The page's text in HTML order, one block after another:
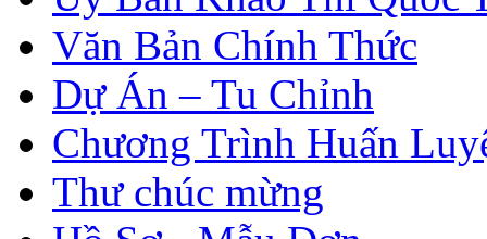
Văn Bản Chính Thức
Dự Án – Tu Chỉnh
Chương Trình Huấn
Thư chúc mừng